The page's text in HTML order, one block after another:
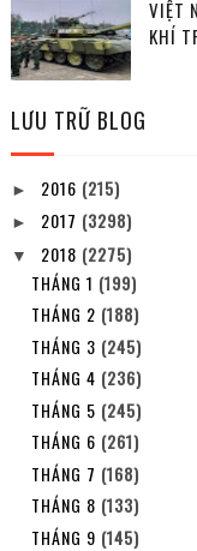
VIỆT
KHÍ
LƯU TRỮ BLOG
► 2016 (215)
► 2017 (3298)
▼ 2018 (2275)
THÁNG 1 (199)
THÁNG 2 (188)
THÁNG 3 (245)
THÁNG 4 (236)
THÁNG 5 (245)
THÁNG 6 (261)
THÁNG 7 (168)
THÁNG 8 (133)
THÁNG 9 (145)